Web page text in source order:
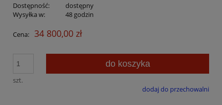
Dostępność:
dostępny
Wysyłka w:
48 godzin
Cena: 34 800,00 zł
szt.
do koszyka
dodaj do przechowalni